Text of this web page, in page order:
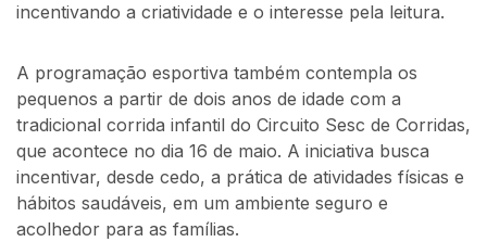
incentivando a criatividade e o interesse pela leitura.
A programação esportiva também contempla os
pequenos a partir de dois anos de idade com a
tradicional corrida infantil do Circuito Sesc de Corridas,
que acontece no dia 16 de maio. A iniciativa busca
incentivar, desde cedo, a prática de atividades físicas e
hábitos saudáveis, em um ambiente seguro e
acolhedor para as famílias.